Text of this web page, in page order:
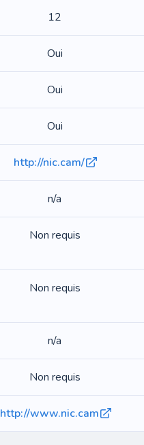
12
Oui
Oui
Oui
http://nic.cam/
n/a
Non requis
Non requis
n/a
Non requis
http://www.nic.cam